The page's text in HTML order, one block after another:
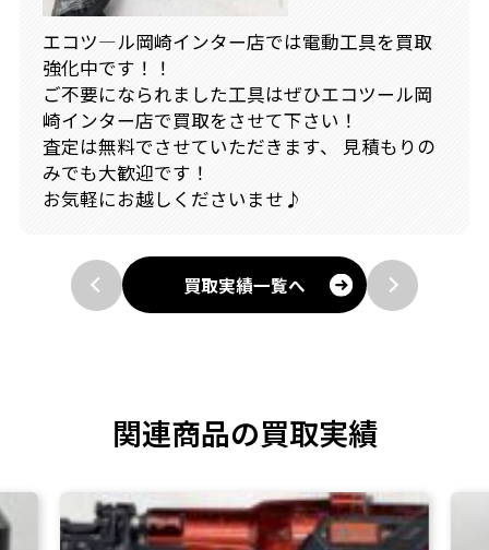
エコツ―ル岡崎インター店では電動工具を買取
強化中です！！
ご不要になられました工具はぜひエコツール岡
崎インター店で買取をさせて下さい！
査定は無料でさせていただきます、 見積もりの
みでも大歓迎です！
お気軽にお越しくださいませ♪
買取実績一覧へ
関連商品の買取実績